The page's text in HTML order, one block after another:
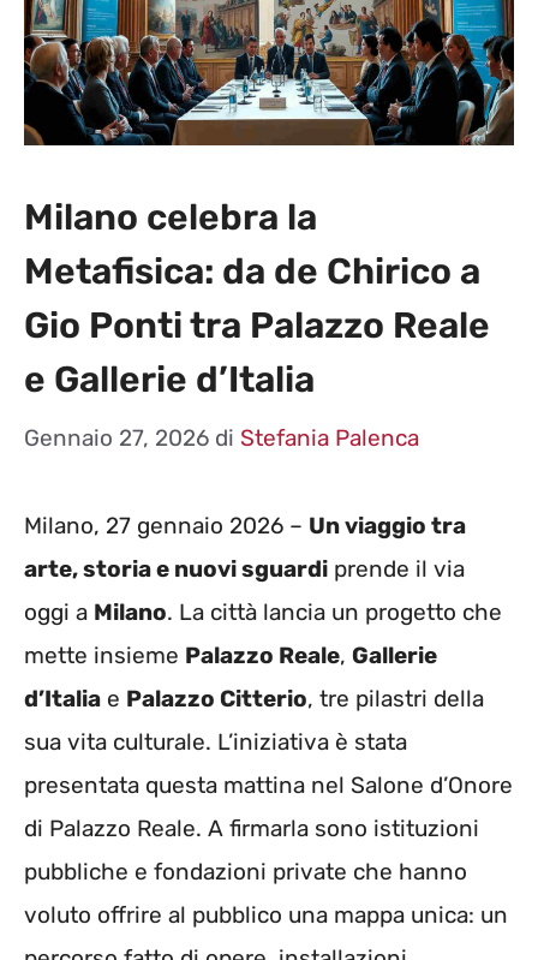
Milano celebra la
Metafisica: da de Chirico a
Gio Ponti tra Palazzo Reale
e Gallerie d’Italia
Gennaio 27, 2026 di Stefania Palenca
Milano, 27 gennaio 2026 – Un viaggio tra
arte, storia e nuovi sguardi prende il via
oggi a Milano. La città lancia un progetto che
mette insieme Palazzo Reale, Gallerie
d’Italia e Palazzo Citterio, tre pilastri della
sua vita culturale. L’iniziativa è stata
presentata questa mattina nel Salone d’Onore
di Palazzo Reale. A firmarla sono istituzioni
pubbliche e fondazioni private che hanno
voluto offrire al pubblico una mappa unica: un